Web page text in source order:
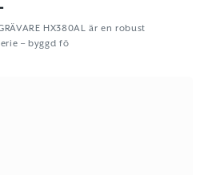
HX380AL är en robust
– byggd fö